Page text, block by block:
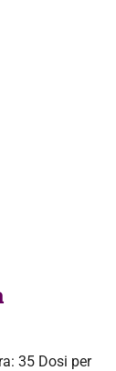
35 Dosi per